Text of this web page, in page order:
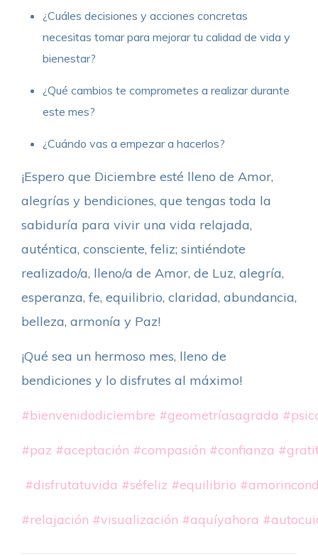
¿Cuáles decisiones y acciones concretas
necesitas tomar para mejorar tu calidad de vida y
bienestar?
¿Qué cambios te comprometes a realizar durante
este mes?
¿Cuándo vas a empezar a hacerlos?
¡Espero que Diciembre esté lleno de Amor,
alegrías y bendiciones, que tengas toda la
sabiduría para vivir una vida relajada,
auténtica, consciente, feliz; sintiéndote
realizado/a, lleno/a de Amor, de Luz, alegría,
esperanza, fe, equilibrio, claridad, abundancia,
belleza, armonía y Paz!
¡Qué sea un hermoso mes, lleno de
bendiciones y lo disfrutes al máximo!
#bienvenidodiciembre #geometríasagrada
#paz #aceptación #compasión #confianza
#disfrutatuvida #séfeliz #equilibrio
#relajación #visualización #aquíyahora